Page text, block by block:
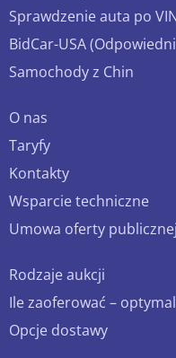
Sprawdzenie auta po
BidCar-USA
Samochody z Chin
O nas
Taryfy
Kontakty
Wsparcie techniczne
Umowa oferty publicznej
Rodzaje aukcji
Ile zaoferować –
Opcje dostawy